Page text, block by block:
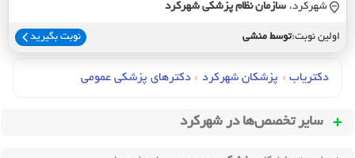
شهرکرد، سازمان نظام پزشکي شهرکرد
اولین نوبت:توسط منشی نوبت بگیرید
دکتریاب › پزشکان شهرکرد › دکترهای پزشکي عمومي
سایر تخصص‌ها در شهرکرد